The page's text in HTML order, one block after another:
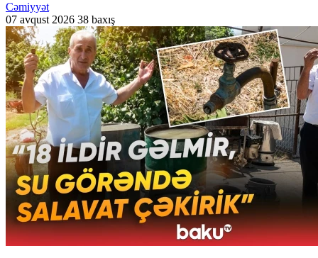
Cəmiyyət
07 avqust 2026 38 baxış